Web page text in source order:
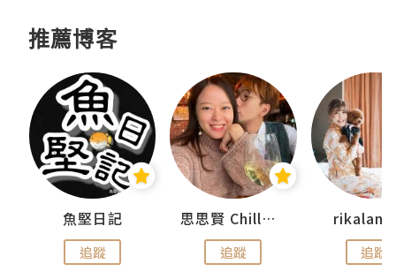
推薦博客
魚堅日記
追蹤
思思賢 ChillMyBabe
追蹤 追蹤